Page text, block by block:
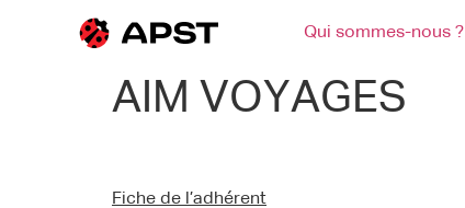
Qui sommes-nous ?
AIM VOYAGES
Fiche de l’adhérent